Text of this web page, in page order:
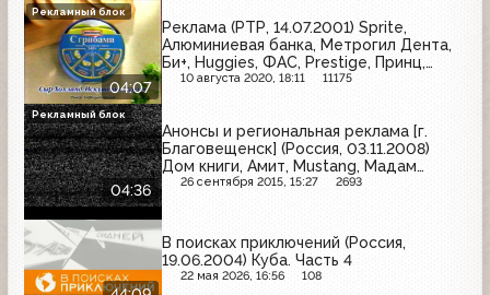
04:07
Реклама (РТР, 14.07.2001) Sprite,
Алюминиевая банка, Метрогил Дента,
Би+, Huggies, ФАС, Prestige, Принц,
Hochland, Holsten, Dirol
10 августа 2020, 18:11 11175
Рекламный блок
04:36
Анонсы и региональная реклама [г.
Благовещенск] (Россия, 03.11.2008)
Дом книги, Амит, Mustang, Мадам
Повари, такси "Лондон", Карат
26 сентября 2015, 15:27 2693
Рекламный блок
В поисках приключений (Россия,
19.06.2004) Куба. Часть 4
22 мая 2026, 16:56 108